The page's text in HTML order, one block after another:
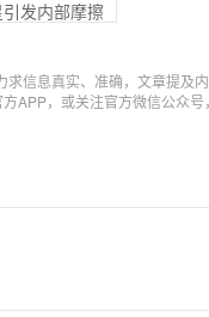
发内部摩擦
求信息真实、准确，文章提及
方APP，或关注官方微信公众